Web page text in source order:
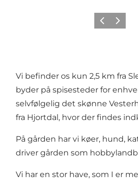
ForrigeNæste
Vi befinder os kun 2,5 km fra
byder på spisesteder for
selvfølgelig det skønne
fra Hjortdal, hvor der findes
På gården har vi køer, hund,
driver gården som
Vi har en stor have, som I er